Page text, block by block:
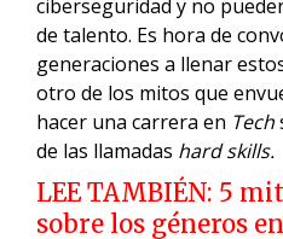
ciberseguridad y no
de talento. Es hora de
generaciones a llenar
otro de los mitos que
hacer una carrera en Tech
de las llamadas hard skills.
LEE TAMBIÉN: 5
sobre los géneros